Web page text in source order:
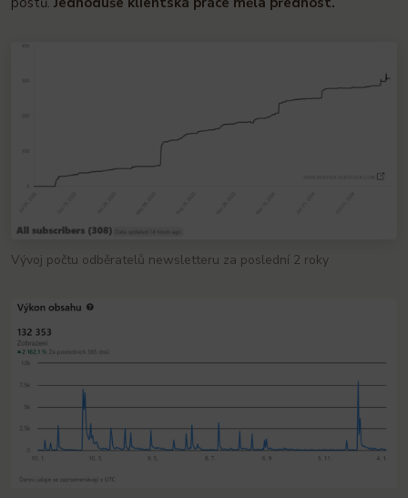
Vývoj počtu odběratelů newsletteru za poslední 2 roky